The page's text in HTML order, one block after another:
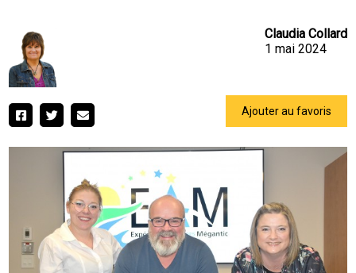
Claudia Collard
1 mai 2024
Ajouter au favoris